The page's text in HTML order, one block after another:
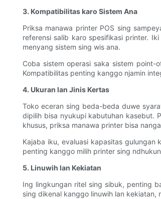
3. Kompatibilitas karo Sistem Ana
Priksa manawa printer POS sing
referensi salib karo spesifikasi printer.
menyang sistem sing wis ana.
Coba sistem operasi saka sistem
Kompatibilitas penting kanggo njamin
4. Ukuran lan Jinis Kertas
Toko eceran sing beda-beda duwe
dipilih bisa nyukupi kabutuhan kasebut.
khusus, priksa manawa printer bisa
Kajaba iku, evaluasi kapasitas
penting kanggo milih printer sing
5. Linuwih lan Kekiatan
Ing lingkungan ritel sing sibuk, penting
sing dikenal kanggo linuwih lan